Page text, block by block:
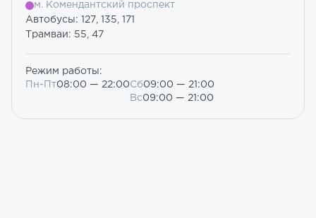
м. Комендантский проспект
Автобусы: 127, 135, 171
Трамваи: 55, 47
Режим работы:
Пн-Пт08:00 — 22:00Сб09:00 — 21:00
Вс09:00 — 21:00